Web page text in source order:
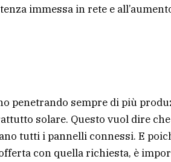
immessa in rete e
penetrando sempre di più
solare. Questo vuol dire
tutti i pannelli connessi. E
con quella richiesta, è